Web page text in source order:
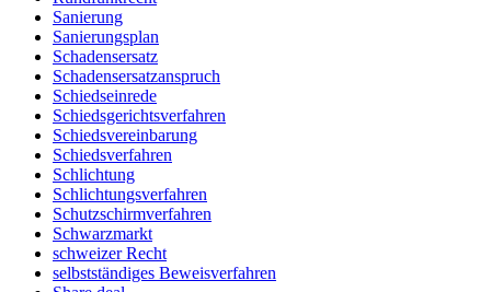
Sanierung
Sanierungsplan
Schadensersatz
Schadensersatzanspruch
Schiedseinrede
Schiedsgerichtsverfahren
Schiedsvereinbarung
Schiedsverfahren
Schlichtung
Schlichtungsverfahren
Schutzschirmverfahren
Schwarzmarkt
schweizer Recht
selbstständiges Beweisverfahren